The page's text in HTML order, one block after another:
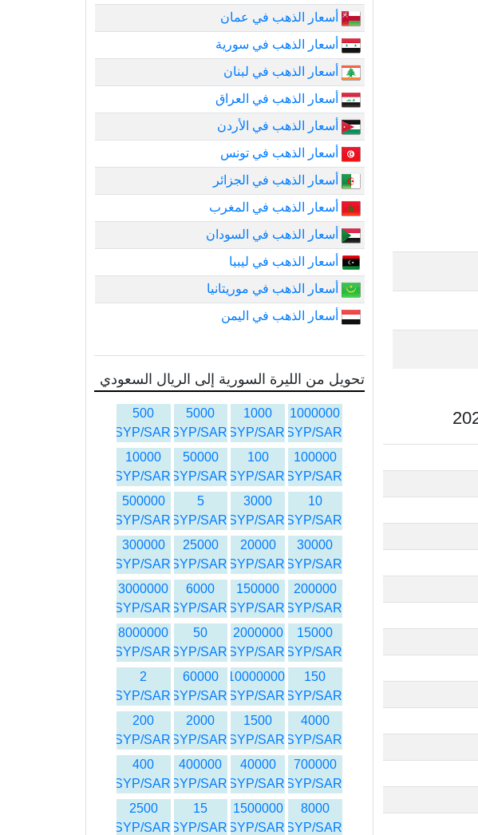
أسعار الذهب في عمان
أسعار الذهب في سورية
أسعار الذهب في لبنان
أسعار الذهب في العراق
أسعار الذهب في الأردن
أسعار الذهب في تونس
أسعار الذهب في الجزائر
أسعار الذهب في المغرب
أسعار الذهب في السودان
أسعار الذهب في ليبيا
أسعار الذهب في موريتانيا
أسعار الذهب في اليمن
تحويل من الليرة السورية إلى الريال السعودي
1000000
SYP/SAR
1000
SYP/SAR
5000
SYP/SAR
500
SYP/SAR
100000
SYP/SAR
100
SYP/SAR
50000
SYP/SAR
10000
SYP/SAR
10
SYP/SAR
3000
SYP/SAR
5
SYP/SAR
500000
SYP/SAR
30000
SYP/SAR
20000
SYP/SAR
25000
SYP/SAR
300000
SYP/SAR
200000
SYP/SAR
150000
SYP/SAR
6000
SYP/SAR
3000000
SYP/SAR
15000
SYP/SAR
2000000
SYP/SAR
50
SYP/SAR
8000000
SYP/SAR
150
SYP/SAR
10000000
SYP/SAR
60000
SYP/SAR
2
SYP/SAR
4000
SYP/SAR
1500
SYP/SAR
2000
SYP/SAR
200
SYP/SAR
700000
SYP/SAR
40000
SYP/SAR
400000
SYP/SAR
400
SYP/SAR
8000
SYP/SAR
1500000
SYP/SAR
15
SYP/SAR
2500
SYP/SAR